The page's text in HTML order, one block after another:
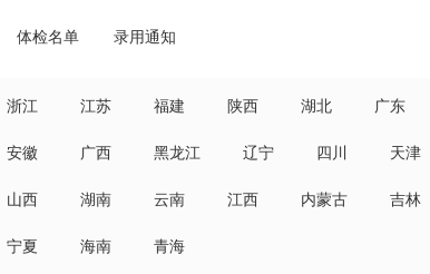
体检名单 录用通知
浙江 江苏 福建 陕西 湖北 广东
安徽 广西 黑龙江 辽宁 四川 天津
山西 湖南 云南 江西 内蒙古 吉林
宁夏 海南 青海